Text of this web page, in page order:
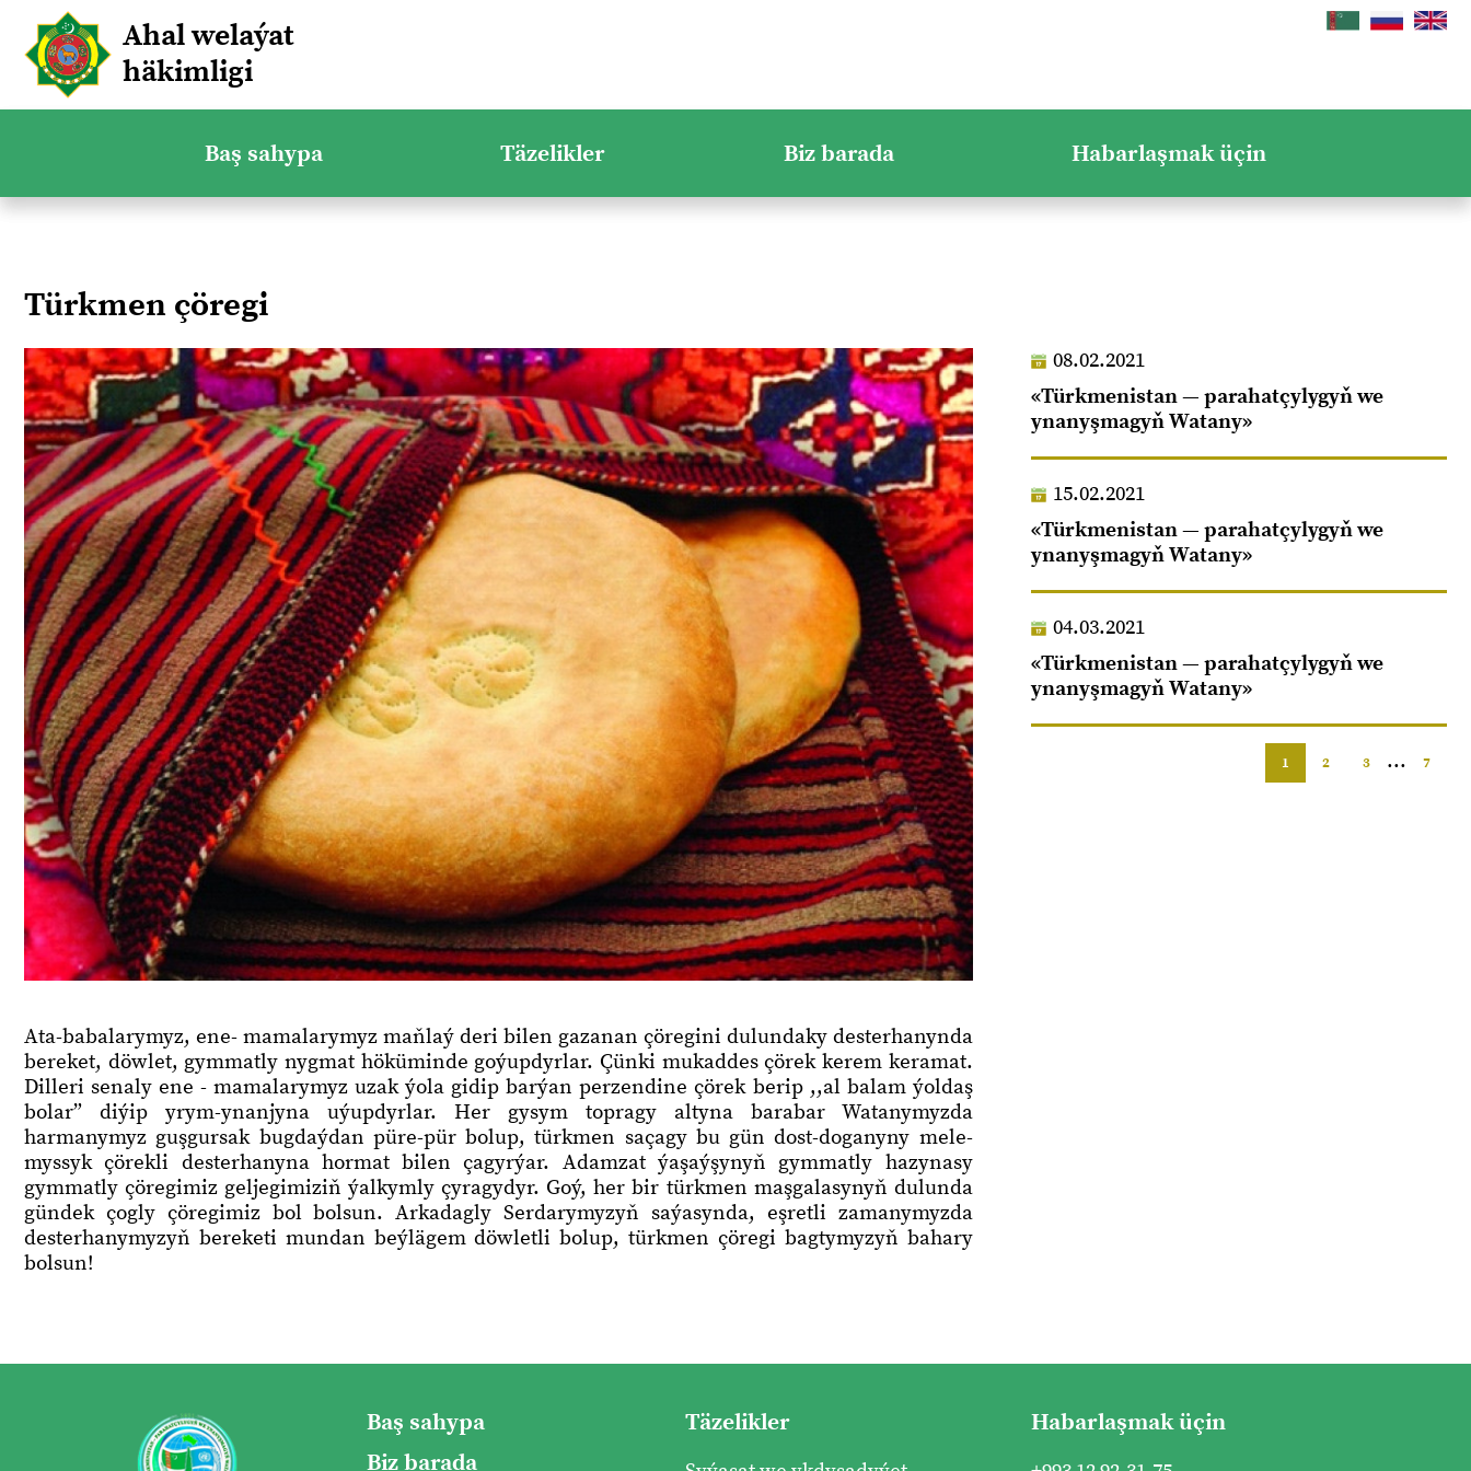
Ahal welaýat
häkimligi
Baş sahypa Täzelikler Biz barada Habarlaşmak üçin
Türkmen çöregi
Ata-babalarymyz, ene- mamalarymyz maňlaý deri bilen gazanan çöregini dulundaky desterhanynda
bereket, döwlet, gymmatly nygmat höküminde goýupdyrlar. Çünki mukaddes çörek kerem keramat.
Dilleri senaly ene - mamalarymyz uzak ýola gidip barýan perzendine çörek berip ,,al balam ýoldaş
bolar” diýip yrym-ynanjyna uýupdyrlar. Her gysym topragy altyna barabar Watanymyzda
harmanymyz guşgursak bugdaýdan püre-pür bolup, türkmen saçagy bu gün dost-doganyny mele-
myssyk çörekli desterhanyna hormat bilen çagyrýar. Adamzat ýaşaýşynyň gymmatly hazynasy
gymmatly çöregimiz geljegimiziň ýalkymly çyragydyr. Goý, her bir türkmen maşgalasynyň dulunda
gündek çogly çöregimiz bol bolsun. Arkadagly Serdarymyzyň saýasynda, eşretli zamanymyzda
desterhanymyzyň bereketi mundan beýlägem döwletli bolup, türkmen çöregi bagtymyzyň bahary
bolsun!
08.02.2021
«Türkmenistan — parahatçylygyň we
ynanyşmagyň Watany»
15.02.2021
«Türkmenistan — parahatçylygyň we
ynanyşmagyň Watany»
04.03.2021
«Türkmenistan — parahatçylygyň we
ynanyşmagyň Watany»
1 2 3 ... 7
Baş sahypa
Biz barada
Täzelikler Habarlaşmak üçin